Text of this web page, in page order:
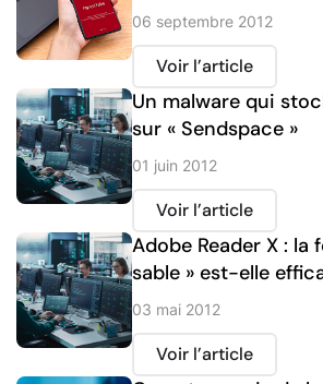
06 septembre 2012
Voir l’article
Un malware qui
sur « Sendspace »
01 juin 2012
Voir l’article
Adobe Reader X : la
sable » est-elle
03 mai 2012
Voir l’article